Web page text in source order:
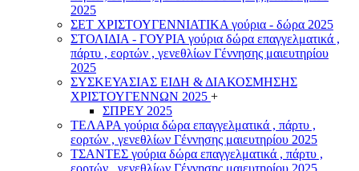
2025
ΣΕΤ ΧΡΙΣΤΟΥΓΕΝΝΙΑΤΙΚΑ γούρια - δώρα 2025
ΣΤΟΛΙΔΙΑ - ΓΟΥΡΙΑ γούρια δώρα επαγγελματικά ,
πάρτυ , εορτών , γενεθλίων Γέννησης μαιευτηρίου
2025
ΣΥΣΚΕΥΑΣΙΑΣ ΕΙΔΗ & ΔΙΑΚΟΣΜΗΣΗΣ
ΧΡΙΣΤΟΥΓΕΝΝΩΝ 2025 +
ΣΠΡΕΥ 2025
ΤΕΛΑΡΑ γούρια δώρα επαγγελματικά , πάρτυ ,
εορτών , γενεθλίων Γέννησης μαιευτηρίου 2025
ΤΣΑΝΤΕΣ γούρια δώρα επαγγελματικά , πάρτυ ,
εορτών , γενεθλίων Γέννησης μαιευτηρίου 2025